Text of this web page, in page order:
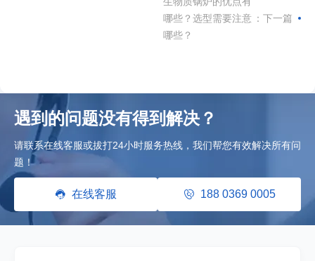
哪些？选型需要注意
哪些？
：下一篇
遇到的问题没有得到解决？
请联系在线客服或拔打24小时服务热线，我们帮您有效解决所有问
题！
在线客服 188 0369 0005